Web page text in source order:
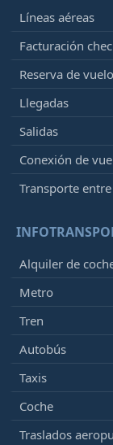
Líneas aéreas
Facturación
Reserva de
Llegadas
Salidas
Conexión de
Transporte
Alquiler de
Metro
Tren
Autobús
Taxis
Coche
Traslados